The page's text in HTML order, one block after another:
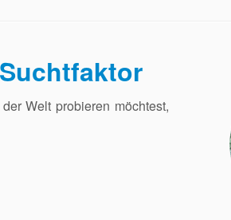
Welt probieren möchtest,